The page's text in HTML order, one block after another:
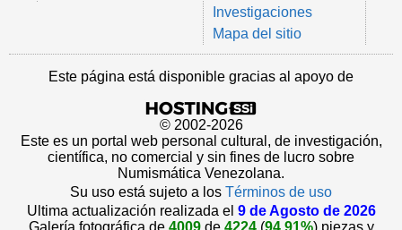
Investigaciones
Mapa del sitio
Este página está disponible gracias al apoyo de
© 2002-2026
Este es un portal web personal cultural, de investigación,
científica, no comercial y sin fines de lucro sobre
Numismática Venezolana.
Su uso está sujeto a los Términos de uso
Ultima actualización realizada el 9 de Agosto de 2026